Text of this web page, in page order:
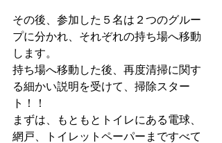
その後、参加した５名は２つのグルー
プに分かれ、それぞれの持ち場へ移動
します。
持ち場へ移動した後、再度清掃に関す
る細かい説明を受けて、掃除スター
ト！！
まずは、もともとトイレにある電球、
網戸、トイレットペーパーまですべて